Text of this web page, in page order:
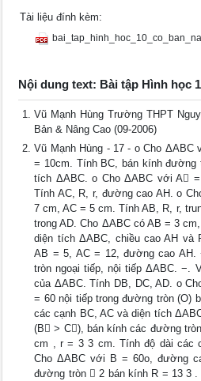
Tài liệu đính kèm:
Nội dung text: Bài tập Hình học
Vũ Mạnh Hùng Trường THPT
Bản & Nâng Cao (09-2006)
Vũ Mạnh Hùng - 17 - o Cho
= 10cm. Tính BC, bán kính đường
tích ΔABC. o Cho ΔABC với A
Tính AC, R, r, đường cao AH. o
7 cm, AC = 5 cm. Tính AB, R, r,
trong AD. Cho ΔABC có AB = 3
diện tích ΔABC, chiều cao AH và
AB = 5, AC = 12, đường cao
tròn ngoại tiếp, nội tiếp ΔABC. −.
của ΔABC. Tính DB, DC, AD. o
= 60 nội tiếp trong đường tròn (O)
các cạnh BC, AC và diện tích
(B > C), bán kính các đường
cm , r = 3 3 cm. Tính độ dài các
Cho ΔABC với B = 60o, đường
đường tròn  2 bán kính R = 13 3